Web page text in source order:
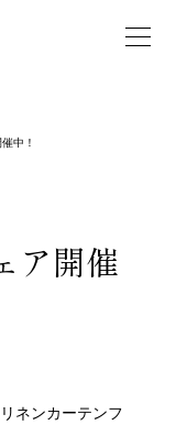
中！
ア開催
ネンカーテンフ